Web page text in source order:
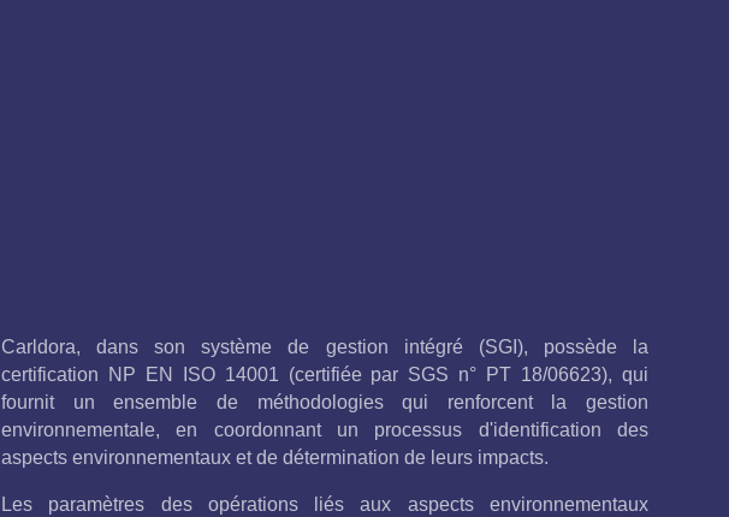
Carldora, dans son système de gestion intégré (SGI), possède la
certification NP EN ISO 14001 (certifiée par SGS n° PT 18/06623), qui
fournit un ensemble de méthodologies qui renforcent la gestion
environnementale, en coordonnant un processus d'identification des
aspects environnementaux et de détermination de leurs impacts.
Les paramètres des opérations liés aux aspects environnementaux